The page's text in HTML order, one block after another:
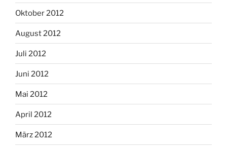
Oktober 2012
August 2012
Juli 2012
Juni 2012
Mai 2012
April 2012
März 2012